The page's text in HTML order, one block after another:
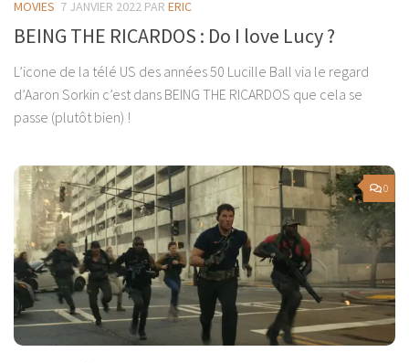
MOVIES 7 JANVIER 2022 PAR ERIC
BEING THE RICARDOS : Do I love Lucy ?
L’icone de la télé US des années 50 Lucille Ball via le regard
d’Aaron Sorkin c’est dans BEING THE RICARDOS que cela se
passe (plutôt bien) !
0